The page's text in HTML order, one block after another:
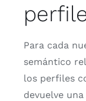
Para cada
semántico
los perfiles
devuelve